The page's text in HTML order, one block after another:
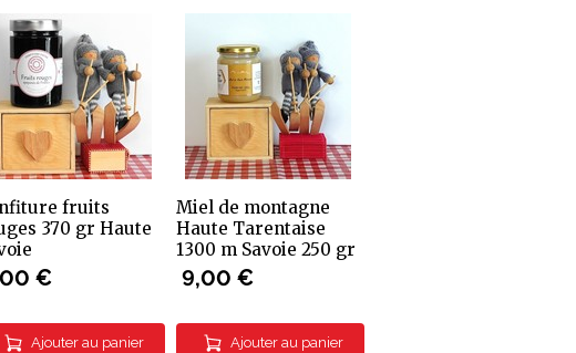
fruits
370 gr Haute
€
Ajouter au panier
Miel de montagne
Haute Tarentaise
1300 m Savoie 250 gr
9,00 €
Ajouter au panier